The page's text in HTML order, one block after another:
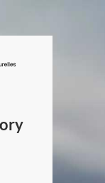
/
Canada